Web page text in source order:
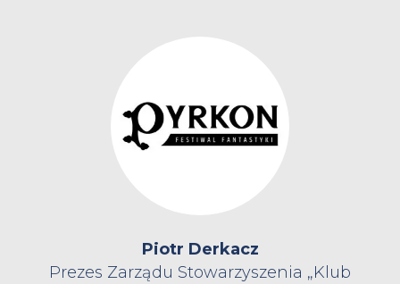
Piotr Derkacz
Prezes Zarządu Stowarzyszenia „Klub